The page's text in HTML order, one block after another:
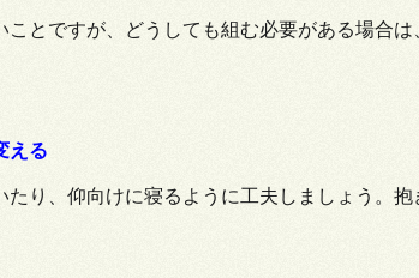
ことですが、どうしても組む必要がある場合
える
たり、仰向けに寝るように工夫しましょう。